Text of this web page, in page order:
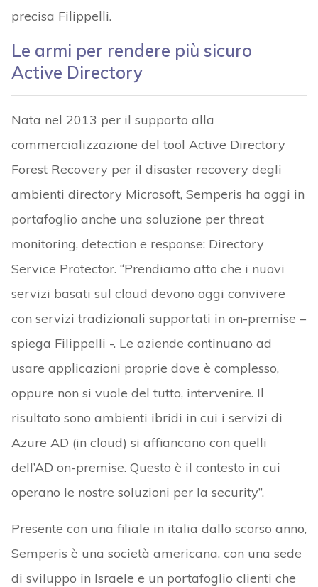
precisa Filippelli.
Le armi per rendere più sicuro
Active Directory
Nata nel 2013 per il supporto alla
commercializzazione del tool Active Directory
Forest Recovery per il disaster recovery degli
ambienti directory Microsoft, Semperis ha oggi in
portafoglio anche una soluzione per threat
monitoring, detection e response: Directory
Service Protector. “Prendiamo atto che i nuovi
servizi basati sul cloud devono oggi convivere
con servizi tradizionali supportati in on-premise –
spiega Filippelli -. Le aziende continuano ad
usare applicazioni proprie dove è complesso,
oppure non si vuole del tutto, intervenire. Il
risultato sono ambienti ibridi in cui i servizi di
Azure AD (in cloud) si affiancano con quelli
dell’AD on-premise. Questo è il contesto in cui
operano le nostre soluzioni per la security”.
Presente con una filiale in italia dallo scorso anno,
Semperis è una società americana, con una sede
di sviluppo in Israele e un portafoglio clienti che